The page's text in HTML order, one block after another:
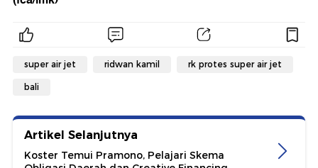
super air jet ridwan kamil rk protes super air jet
bali
Artikel Selanjutnya
Koster Temui Pramono, Pelajari Skema